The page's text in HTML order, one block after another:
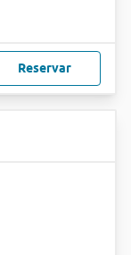
Reservar